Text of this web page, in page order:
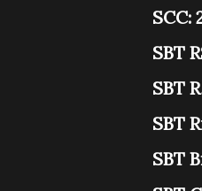
SCC:
SBT
SBT
SBT
SBT